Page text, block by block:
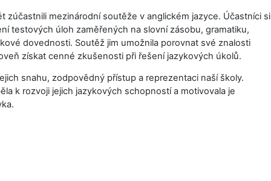
zúčastnili mezinárodní soutěže v anglickém jazyce. Účastníci si
testových úloh zaměřených na slovní zásobu, gramatiku,
dovednosti. Soutěž jim umožnila porovnat své znalosti
získat cenné zkušenosti při řešení jazykových úkolů.
snahu, zodpovědný přístup a reprezentaci naší školy.
k rozvoji jejich jazykových schopností a motivovala je